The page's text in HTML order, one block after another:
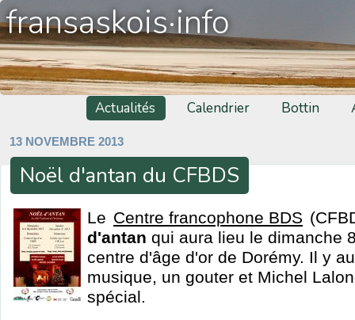
fransaskois·info
Actualités Calendrier Bottin
13 NOVEMBRE 2013
Noël d'antan du CFBDS
Le Centre francophone BDS
d'antan qui aura lieu le dimanche
centre d'âge d'or de Dorémy. Il y
musique, un gouter et Michel
spécial.